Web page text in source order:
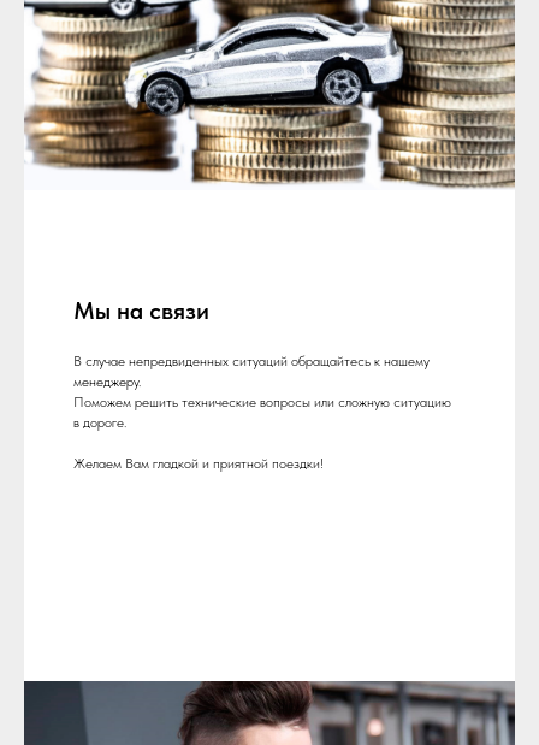
Мы на связи
В случае непредвиденных ситуаций обращайтесь к нашему
менеджеру.
Поможем решить технические вопросы или сложную ситуацию
в дороге.
Желаем Вам гладкой и приятной поездки!